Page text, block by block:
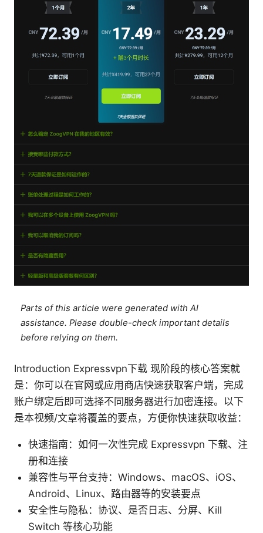
Parts of this article were generated with AI
assistance. Please double-check important details
before relying on them.
Introduction Expressvpn下载 现阶段的核心答案就
是：你可以在官网或应用商店快速获取客户端，完成
账户绑定后即可选择不同服务器进行加密连接。以下
是本视频/文章将覆盖的要点，方便你快速获取收益：
快速指南：如何一次性完成 Expressvpn 下载、注
册和连接
兼容性与平台支持：Windows、macOS、iOS、
Android、Linux、路由器等的安装要点
安全性与隐私：协议、是否日志、分屏、Kill
Switch 等核心功能